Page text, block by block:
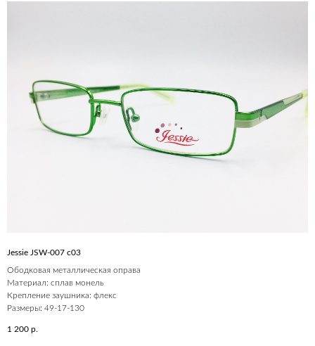
Jessie JSW-007 c03
Ободковая металлическая оправа
Материал: сплав монель
Крепление заушника: флекс
Размеры: 49-17-130
1 200 р.